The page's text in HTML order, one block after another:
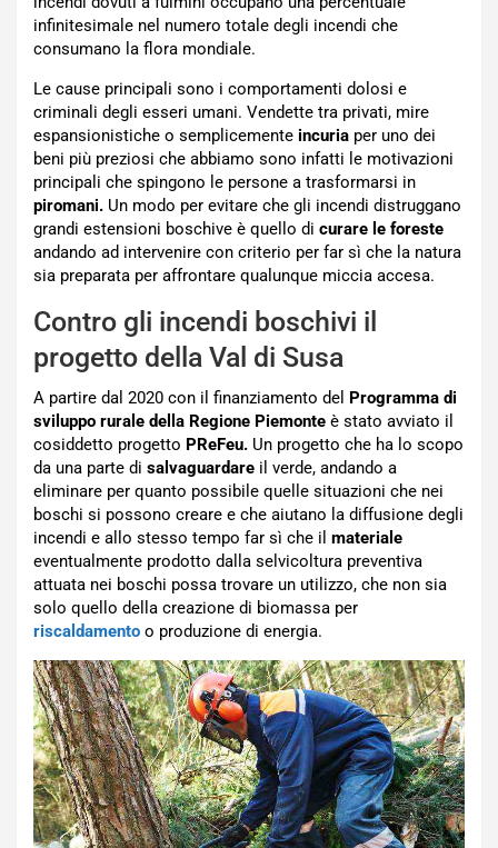
infinitesimale nel numero totale degli incendi che
consumano la flora mondiale.
Le cause principali sono i comportamenti dolosi e
criminali degli esseri umani. Vendette tra privati, mire
espansionistiche o semplicemente incuria per uno dei
beni più preziosi che abbiamo sono infatti le motivazioni
principali che spingono le persone a trasformarsi in
piromani. Un modo per evitare che gli incendi distruggano
grandi estensioni boschive è quello di curare le foreste
andando ad intervenire con criterio per far sì che la natura
sia preparata per affrontare qualunque miccia accesa.
Contro gli incendi boschivi il
progetto della Val di Susa
A partire dal 2020 con il finanziamento del Programma di
sviluppo rurale della Regione Piemonte è stato avviato il
cosiddetto progetto PReFeu. Un progetto che ha lo scopo
da una parte di salvaguardare il verde, andando a
eliminare per quanto possibile quelle situazioni che nei
boschi si possono creare e che aiutano la diffusione degli
incendi e allo stesso tempo far sì che il materiale
eventualmente prodotto dalla selvicoltura preventiva
attuata nei boschi possa trovare un utilizzo, che non sia
solo quello della creazione di biomassa per
riscaldamento o produzione di energia.